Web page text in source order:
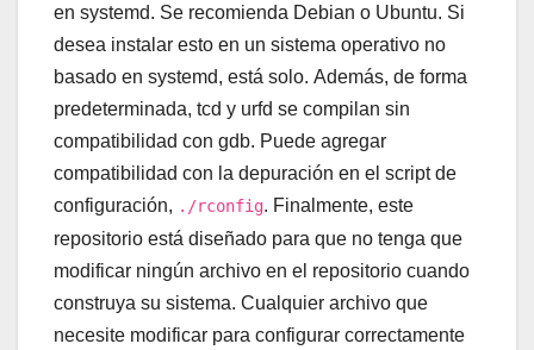
en systemd. Se recomienda Debian o Ubuntu. Si
desea instalar esto en un sistema operativo no
basado en systemd, está solo. Además, de forma
predeterminada, tcd y urfd se compilan sin
compatibilidad con gdb. Puede agregar
compatibilidad con la depuración en el script de
configuración, ./rconfig. Finalmente, este
repositorio está diseñado para que no tenga que
modificar ningún archivo en el repositorio cuando
construya su sistema. Cualquier archivo que
necesite modificar para configurar correctamente